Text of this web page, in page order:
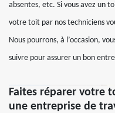
absentes, etc. Si vous avez un
votre toit par nos techniciens
Nous pourrons, à l’occasion,
suivre pour assurer un bon
Faites réparer votre
une entreprise de